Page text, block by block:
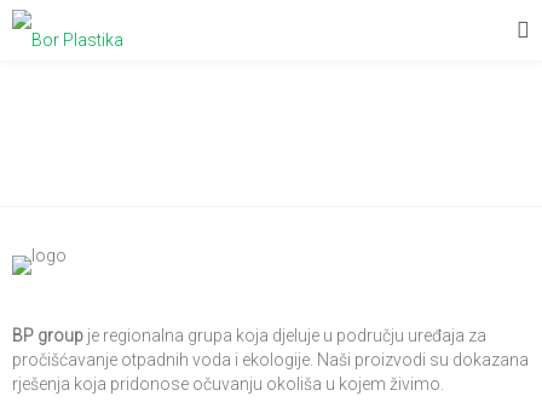
BP group je regionalna grupa koja djeluje u području uređaja za
pročišćavanje otpadnih voda i ekologije. Naši proizvodi su dokazana
rješenja koja pridonose očuvanju okoliša u kojem živimo.